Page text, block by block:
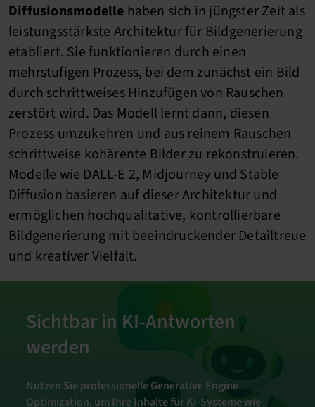
Diffusionsmodelle haben sich in jüngster Zeit als
leistungsstärkste Architektur für Bildgenerierung
etabliert. Sie funktionieren durch einen
mehrstufigen Prozess, bei dem zunächst ein Bild
durch schrittweises Hinzufügen von Rauschen
zerstört wird. Das Modell lernt dann, diesen
Prozess umzukehren und aus reinem Rauschen
schrittweise kohärente Bilder zu rekonstruieren.
Modelle wie DALL-E 2, Midjourney und Stable
Diffusion basieren auf dieser Architektur und
ermöglichen hochqualitative, kontrollierbare
Bildgenerierung mit beeindruckender Detailtreue
und kreativer Vielfalt.
Sichtbar in KI-Antworten
werden
Nutzen Sie professionelle Generative Engine
Optimization, um Ihre Inhalte für KI-Systeme wie